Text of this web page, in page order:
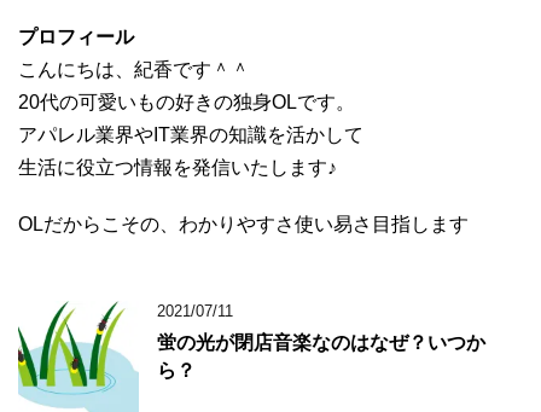
プロフィール
こんにちは、紀香です＾＾
20代の可愛いもの好きの独身OLです。
アパレル業界やIT業界の知識を活かして
生活に役立つ情報を発信いたします♪
OLだからこその、わかりやすさ使い易さ目指します
2021/07/11
蛍の光が閉店音楽なのはなぜ？いつか
ら？